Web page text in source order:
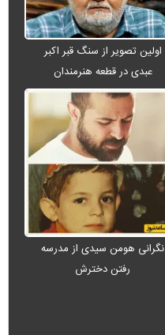
اولین تصویر از سنگ قبر اکبر
عبدی در قطعه هنرمندان
نگرانی هومن سیدی از مدرسه
رفتن دخترش